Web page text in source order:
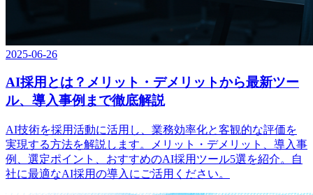
2025-06-26
AI採用とは？メリット・デメリットから最新ツー
ル、導入事例まで徹底解説
AI技術を採用活動に活用し、業務効率化と客観的な評価を
実現する方法を解説します。メリット・デメリット、導入事
例、選定ポイント、おすすめのAI採用ツール5選を紹介。自
社に最適なAI採用の導入にご活用ください。